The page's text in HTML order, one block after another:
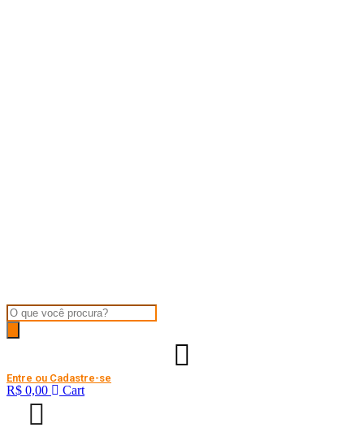
Products
search
Entre ou Cadastre-se
R$ 0,00 Cart